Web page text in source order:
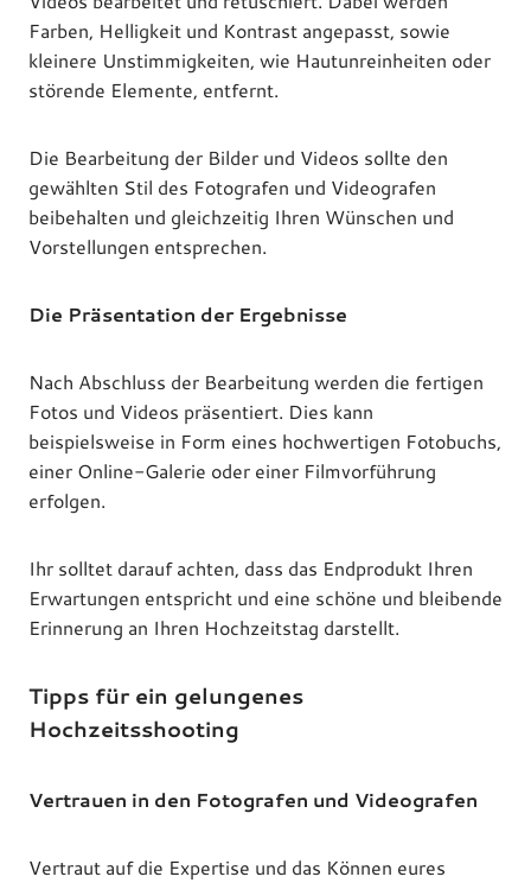
Farben, Helligkeit und Kontrast angepasst, sowie
kleinere Unstimmigkeiten, wie Hautunreinheiten oder
störende Elemente, entfernt.
Die Bearbeitung der Bilder und Videos sollte den
gewählten Stil des Fotografen und Videografen
beibehalten und gleichzeitig Ihren Wünschen und
Vorstellungen entsprechen.
Die Präsentation der Ergebnisse
Nach Abschluss der Bearbeitung werden die fertigen
Fotos und Videos präsentiert. Dies kann
beispielsweise in Form eines hochwertigen Fotobuchs,
einer Online-Galerie oder einer Filmvorführung
erfolgen.
Ihr solltet darauf achten, dass das Endprodukt Ihren
Erwartungen entspricht und eine schöne und bleibende
Erinnerung an Ihren Hochzeitstag darstellt.
Tipps für ein gelungenes
Hochzeitsshooting
Vertrauen in den Fotografen und Videografen
Vertraut auf die Expertise und das Können eures